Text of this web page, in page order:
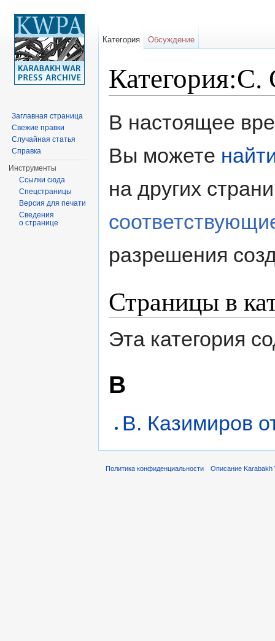
Категория:С.
В настоящее
Вы можете
на других
разрешения
Страницы в
Эта категория
В
В. Казимиров
Категория Обсуждение
Заглавная страница
Свежие правки
Случайная статья
Справка
Инструменты
Ссылки сюда
Спецстраницы
Версия для печати
Сведения
о странице
Политика конфиденциальности Описание Karabakh